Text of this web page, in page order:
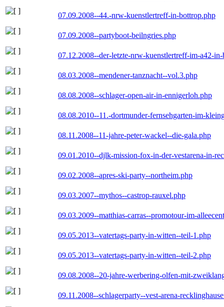
07.09.2008--44.-nrw-kuenstlertreff-in-bottrop.php
07.09.2008--partyboot-beilngries.php
07.12.2008--der-letzte-nrw-kuenstlertreff-im-a42-
08.03.2008--mendener-tanznacht--vol.3.php
08.08.2008--schlager-open-air-in-ennigerloh.php
08.08.2010--11.-dortmunder-fernsehgarten-im-
08.11.2008--11-jahre-peter-wackel--die-gala.php
09.01.2010--djlk-mission-fox-in-der-vestarena-in-
09.02.2008--apres-ski-party--northeim.php
09.03.2007--mythos--castrop-rauxel.php
09.03.2009--matthias-carras--promotour-im-
09.05.2013--vatertags-party-in-witten--teil-1.php
09.05.2013--vatertags-party-in-witten--teil-2.php
09.08.2008--20-jahre-werbering-olfen-mit-
09.11.2008--schlagerparty--vest-arena-